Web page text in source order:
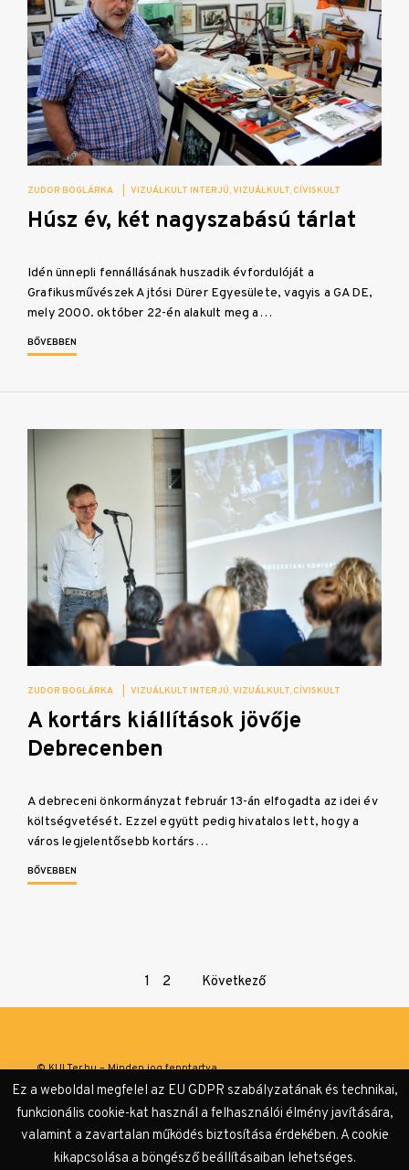
ZUDOR BOGLÁRKA VIZUÁLKULT INTERJÚ VIZUÁLKULT CÍVISKULT
Húsz év, két nagyszabású tárlat
Idén ünnepli fennállásának huszadik évfordulóját a
Grafikusművészek Ajtósi Dürer Egyesülete, vagyis a GADE,
mely 2000. október 22-én alakult meg a…
BŐVEBBEN
ZUDOR BOGLÁRKA VIZUÁLKULT INTERJÚ VIZUÁLKULT CÍVISKULT
A kortárs kiállítások jövője
Debrecenben
A debreceni önkormányzat február 13-án elfogadta az idei év
költségvetését. Ezzel együtt pedig hivatalos lett, hogy a
város legjelentősebb kortárs…
BŐVEBBEN
1 2 Következő
© KULTer.hu – Minden jog fenntartva
Adatvédelmi tájékoztató
Ez a weboldal megfelel az EU GDPR szabályzatának és technikai,
funkcionális cookie-kat használ a felhasználói élmény javítására,
valamint a zavartalan működés biztosítása érdekében. A cookie
kikapcsolása a böngésző beállításaiban lehetséges.